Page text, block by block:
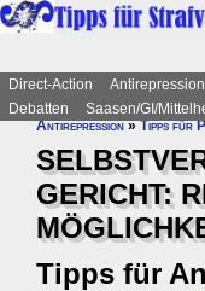
Direct-Action Antirepression
Debatten
Saasen/GI/
Antirepression»Tipps für
GERICHT:
Tipps für